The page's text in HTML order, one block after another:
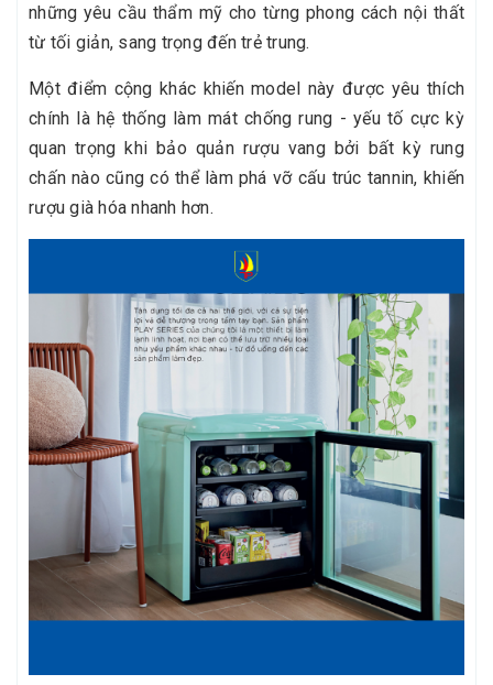
những yêu cầu thẩm mỹ cho từng phong cách nội thất
từ tối giản, sang trọng đến trẻ trung.
Một điểm cộng khác khiến model này được yêu thích
chính là hệ thống làm mát chống rung - yếu tố cực kỳ
quan trọng khi bảo quản rượu vang bởi bất kỳ rung
chấn nào cũng có thể làm phá vỡ cấu trúc tannin, khiến
rượu già hóa nhanh hơn.